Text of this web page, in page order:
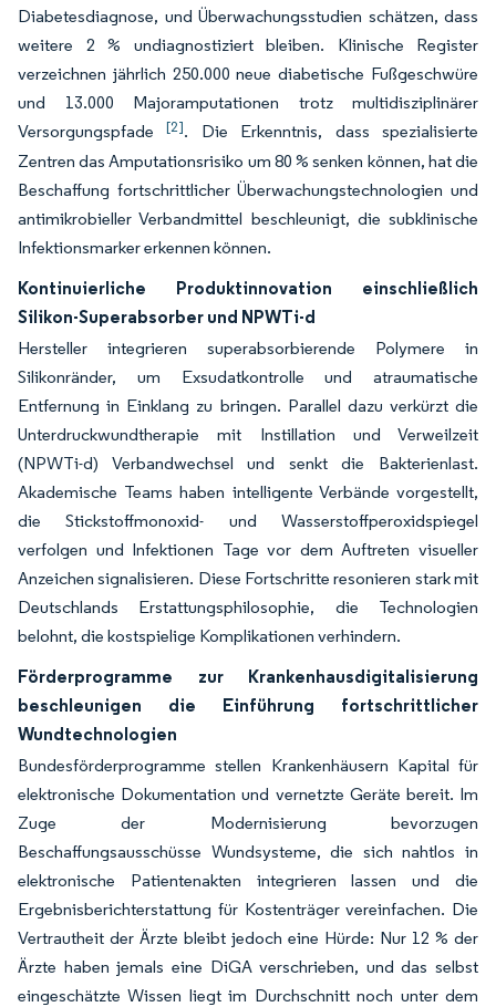
Diabetesdiagnose, und Überwachungsstudien schätzen, dass
weitere 2 % undiagnostiziert bleiben. Klinische Register
verzeichnen jährlich 250.000 neue diabetische Fußgeschwüre
und 13.000 Majoramputationen trotz multidisziplinärer
Versorgungspfade[2]. Die Erkenntnis, dass spezialisierte
Zentren das Amputationsrisiko um 80 % senken können, hat die
Beschaffung fortschrittlicher Überwachungstechnologien und
antimikrobieller Verbandmittel beschleunigt, die subklinische
Infektionsmarker erkennen können.
Kontinuierliche Produktinnovation einschließlich
Silikon-Superabsorber und NPWTi-d
Hersteller integrieren superabsorbierende Polymere in
Silikonränder, um Exsudatkontrolle und atraumatische
Entfernung in Einklang zu bringen. Parallel dazu verkürzt die
Unterdruckwundtherapie mit Instillation und Verweilzeit
(NPWTi-d) Verbandwechsel und senkt die Bakterienlast.
Akademische Teams haben intelligente Verbände vorgestellt,
die Stickstoffmonoxid- und Wasserstoffperoxidspiegel
verfolgen und Infektionen Tage vor dem Auftreten visueller
Anzeichen signalisieren. Diese Fortschritte resonieren stark mit
Deutschlands Erstattungsphilosophie, die Technologien
belohnt, die kostspielige Komplikationen verhindern.
Förderprogramme zur Krankenhausdigitalisierung
beschleunigen die Einführung fortschrittlicher
Wundtechnologien
Bundesförderprogramme stellen Krankenhäusern Kapital für
elektronische Dokumentation und vernetzte Geräte bereit. Im
Zuge der Modernisierung bevorzugen
Beschaffungsausschüsse Wundsysteme, die sich nahtlos in
elektronische Patientenakten integrieren lassen und die
Ergebnisberichterstattung für Kostenträger vereinfachen. Die
Vertrautheit der Ärzte bleibt jedoch eine Hürde: Nur 12 % der
Ärzte haben jemals eine DiGA verschrieben, und das selbst
eingeschätzte Wissen liegt im Durchschnitt noch unter dem